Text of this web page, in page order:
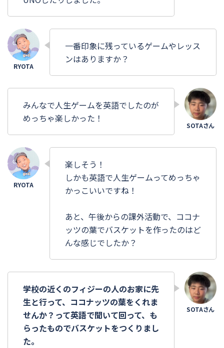
一番印象に残っているゲームやレッス
ンはありますか？
みんなで人生ゲームを英語でしたのが
めっちゃ楽しかった！
楽しそう！
しかも英語で人生ゲームってめっちゃ
かっこいいですね！
あと、午後からの課外活動で、ココナ
ッツの葉でバスケットを作ったのはど
んな感じでしたか？
学校の近くのフィジーの人のお家に先
生と行って、ココナッツの葉をくれま
せんか？って英語で聞いて回って、も
らったものでバスケットをつくりまし
た。